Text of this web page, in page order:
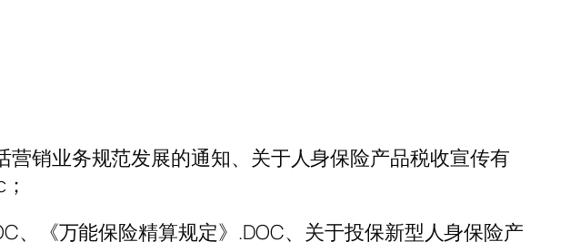
销业务规范发展的通知、关于人身保险产品税收宣传有
、《万能保险精算规定》.DOC、关于投保新型人身保险产